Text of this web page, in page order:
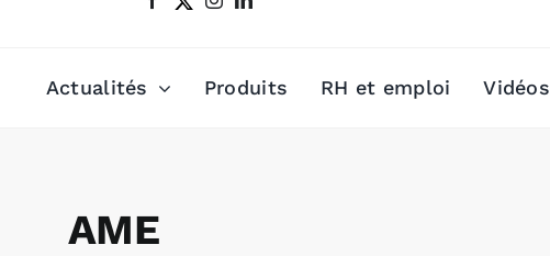
Actualités Produits RH et emploi Vidéos
AME